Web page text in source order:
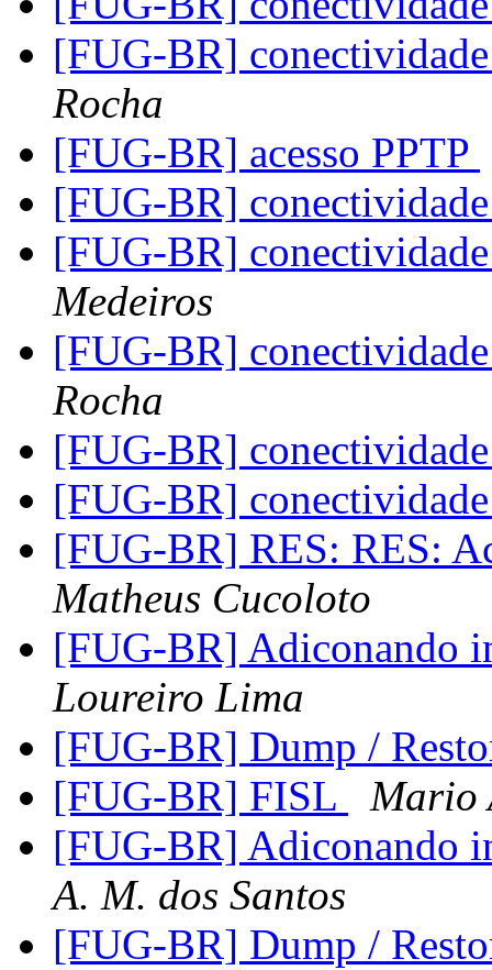
[FUG-BR]
Rocha
[FUG-BR] acesso PPTP
[FUG-BR]
[FUG-BR]
Medeiros
[FUG-BR]
Rocha
[FUG-BR]
[FUG-BR]
[FUG-BR] RES: RES:
Matheus Cucoloto
[FUG-BR] Adiconando
Loureiro Lima
[FUG-BR] Dump /
[FUG-BR] FISL
Mario
[FUG-BR] Adiconando
A. M. dos Santos
[FUG-BR] Dump /